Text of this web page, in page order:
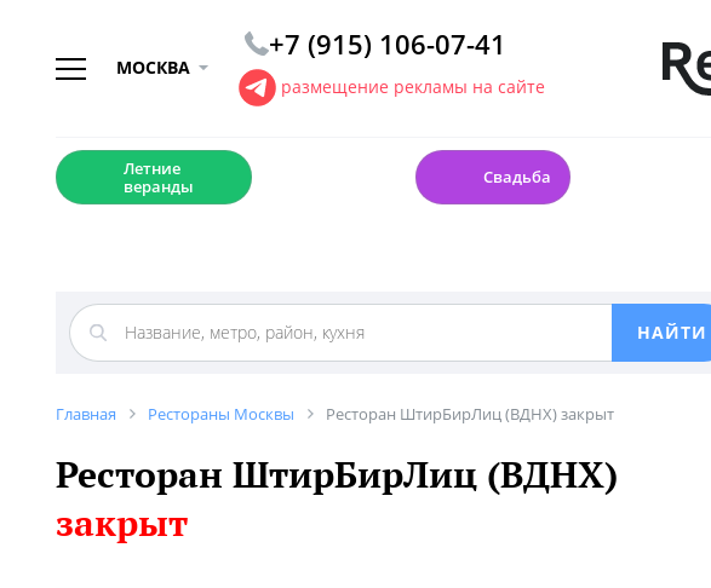
МОСКВА
+7 (915) 106-07-41
размещение рекламы на сайте
Летние
веранды
Свадьба
Главная Рестораны Москвы Ресторан ШтирБирЛиц (ВДНХ) закрыт
Ресторан ШтирБирЛиц (ВДНХ)
закрыт